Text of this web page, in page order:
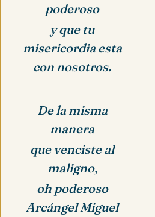
poderoso
y que tu
misericordia esta
con nosotros.
De la misma
manera
que venciste al
maligno,
oh poderoso
Arcángel Miguel